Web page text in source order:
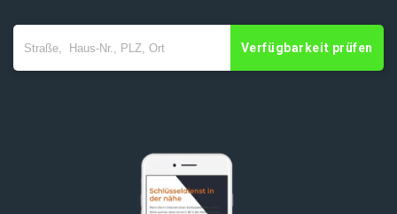
Verfügbarkeit prüfen